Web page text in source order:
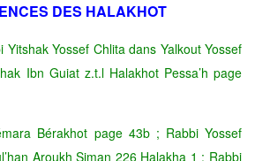
DES HALAKHOT
Yitshak Yossef Chlita dans Yalkout Yossef
Ibn Guiat z.t.l Halakhot Pessa’h page
Bérakhot page 43b ; Rabbi Yossef
Aroukh Siman 226 Halakha 1 ; Rabbi